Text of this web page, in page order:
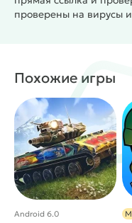
T-800.
Жанр:
Экшены /
Пиксельные /
проверены на вирусы
Похожие игры
Android 6.0